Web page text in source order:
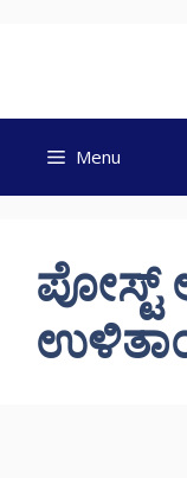
Menu
ಪೋಸ್ಟ್